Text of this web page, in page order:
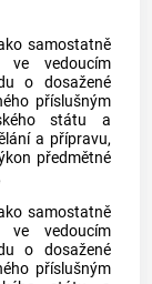
samostatně
ve vedoucím
o dosažené
příslušným
státu a
a přípravu,
předmětné
samostatně
ve vedoucím
o dosažené
příslušným